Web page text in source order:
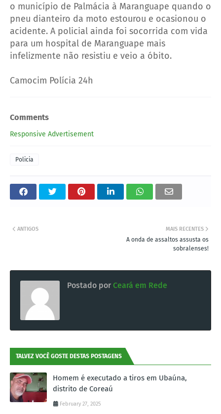
o município de Palmácia à Maranguape quando o
pneu dianteiro da moto estourou e ocasionou o
acidente. A policial ainda foi socorrida com vida
para um hospital de Maranguape mais
infelizmente não resistiu e veio a óbito.
Camocim Polícia 24h
Comments
Responsive Advertisement
Policia
MAIS RECENTES
A onda de assaltos assusta os
sobralenses!
ANTIGOS
Postado por Ceará em Rede
TALVEZ VOCÊ GOSTE DESTAS POSTAGENS
Homem é executado a tiros em Ubaúna,
distrito de Coreaú
February 27, 2025